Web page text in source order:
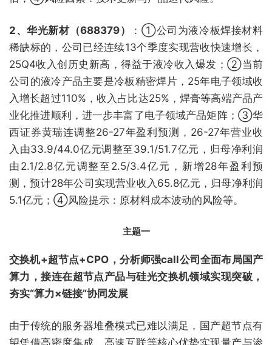
2、华光新材（688379）
：①公司为液冷板焊接材料
稀缺标的，公司已经连续13个季度实现营收快速增长，
25Q4收入创历史新高，得益于液冷收入爆发；②当前
公司的液冷产品主要是冷板精密焊片，25年电子领域收
入增长超过110%，收入占比达25%，焊膏等高端产品产
业化推进顺利，进一步丰富了电子领域产品矩阵；③华
西证券黄瑞连调整26-27年盈利预测，26-27年营业收
入由33.9/44.0亿元调整至39.1/51.7亿元，归母净利润
由2.1/2.8亿元调整至2.5/3.4亿元，新增28年盈利预
测，预计28年公司实现营业收入65.8亿元，归母净利润
5.1亿元；④风险提示：原材料成本波动的风险等。
主题一
交换机+超节点+CPO，分析师强call公司全面布局国产
算力，接连在超节点产品与硅光交换机领域实现突破，
夯实“算力×链接”协同发展
由于传统的服务器堆叠模式已难以满足，国产超节点有
望凭借高密度集成、高速互联等核心优势实现量产与渗